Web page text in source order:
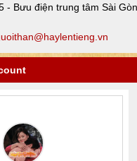
- Bưu điện trung tâm Sài